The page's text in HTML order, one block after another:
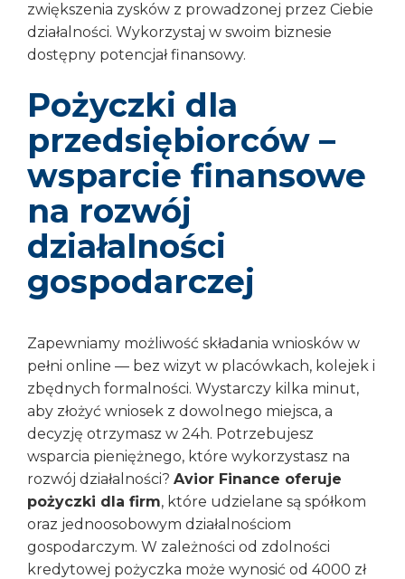
zwiększenia zysków z prowadzonej przez Ciebie
działalności. Wykorzystaj w swoim biznesie
dostępny potencjał finansowy.
Pożyczki dla
przedsiębiorców –
wsparcie finansowe
na rozwój
działalności
gospodarczej
Zapewniamy możliwość składania wniosków w
pełni online — bez wizyt w placówkach, kolejek i
zbędnych formalności. Wystarczy kilka minut,
aby złożyć wniosek z dowolnego miejsca, a
decyzję otrzymasz w 24h. Potrzebujesz
wsparcia pieniężnego, które wykorzystasz na
rozwój działalności? Avior Finance oferuje
pożyczki dla firm, które udzielane są spółkom
oraz jednoosobowym działalnościom
gospodarczym. W zależności od zdolności
kredytowej pożyczka może wynosić od 4000 zł